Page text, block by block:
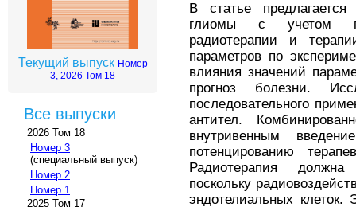
Текущий выпуск Номер
3, 2026 Том 18
Все выпуски
2026 Том 18
Номер 3
(специальный выпуск)
Номер 2
Номер 1
2025 Том 17
В статье
глиомы с учетом
радиотерапии и
параметров по
влияния значений
прогноз болезни.
последовательного
антител.
внутривенным
потенцированию
Радиотерапия должна
поскольку
эндотелиальных клеток.